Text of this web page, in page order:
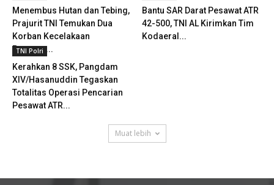
Menembus Hutan dan Tebing,
Prajurit TNI Temukan Dua
Korban Kecelakaan
Pesawat...
Bantu SAR Darat Pesawat ATR
42-500, TNI AL Kirimkan Tim
Kodaeral...
TNI Polri
Kerahkan 8 SSK, Pangdam
XIV/Hasanuddin Tegaskan
Totalitas Operasi Pencarian
Pesawat ATR...
Muat lebih